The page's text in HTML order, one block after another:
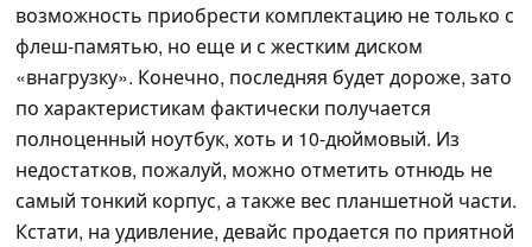
возможность приобрести комплектацию не только с
флеш-памятью, но еще и с жестким диском
«внагрузку». Конечно, последняя будет дороже, зато
по характеристикам фактически получается
полноценный ноутбук, хоть и 10-дюймовый. Из
недостатков, пожалуй, можно отметить отнюдь не
самый тонкий корпус, а также вес планшетной части.
Кстати, на удивление, девайс продается по приятной